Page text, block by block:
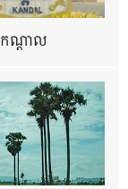
កណ្តាល